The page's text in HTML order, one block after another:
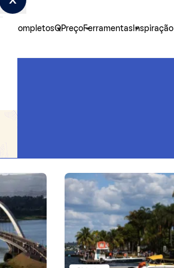
CompletosQPreçoFerramentas Inspiração